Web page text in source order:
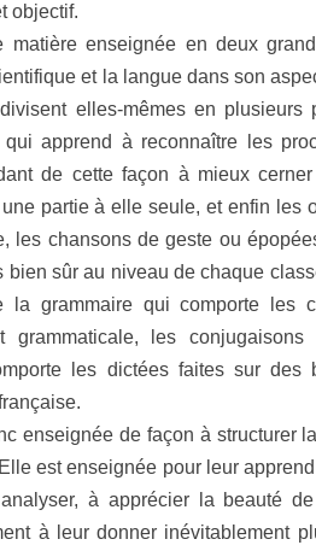
objectif.
matière enseignée en deux
et la langue dans son
elles-mêmes en plusieurs
apprend à reconnaître les
de cette façon à mieux
partie à elle seule, et enfin
les chansons de geste ou
bien sûr au niveau de chaque
la grammaire qui comporte les
grammaticale, les
les dictées faites sur
enseignée de façon à structurer
est enseignée pour leur
à apprécier la beauté
à leur donner inévitablement